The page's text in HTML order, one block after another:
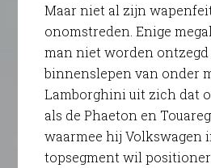
Maar niet al zijn
onomstreden. Enige
man niet worden
binnenslepen van onder
Lamborghini uit zich dat
als de Phaeton en
waarmee hij Volkswagen
topsegment wil